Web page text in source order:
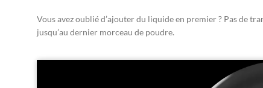
Vous avez oublié d’ajouter du liquide en premier ? Pas de
jusqu’au dernier morceau de poudre.